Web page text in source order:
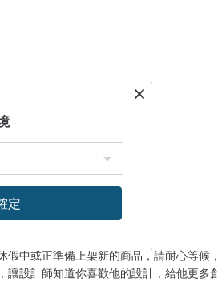
沒有商品
假中或正準備上架新的商品，請耐心等候
讓設計師知道你喜歡他的設計，給他更多
定